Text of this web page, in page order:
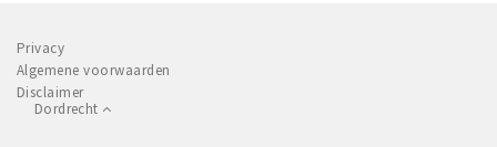
Privacy
Algemene voorwaarden
Disclaimer
Dordrecht